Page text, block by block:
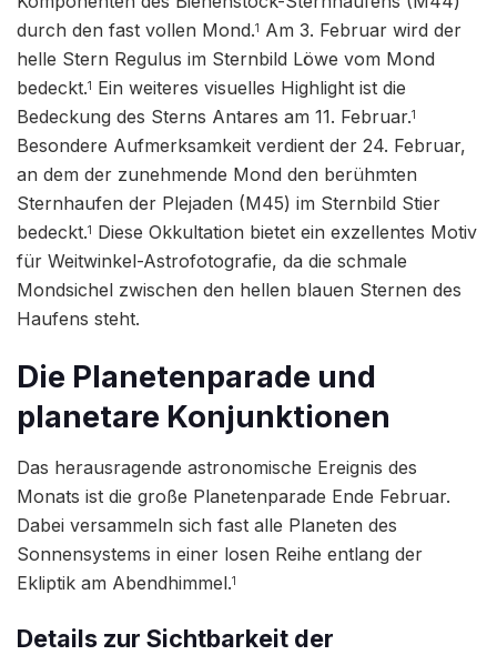
durch den fast vollen Mond.1 Am 3. Februar wird der
helle Stern Regulus im Sternbild Löwe vom Mond
bedeckt.1 Ein weiteres visuelles Highlight ist die
Bedeckung des Sterns Antares am 11. Februar.1
Besondere Aufmerksamkeit verdient der 24. Februar,
an dem der zunehmende Mond den berühmten
Sternhaufen der Plejaden (M45) im Sternbild Stier
bedeckt.1 Diese Okkultation bietet ein exzellentes Motiv
für Weitwinkel-Astrofotografie, da die schmale
Mondsichel zwischen den hellen blauen Sternen des
Haufens steht.
Die Planetenparade und
planetare Konjunktionen
Das herausragende astronomische Ereignis des
Monats ist die große Planetenparade Ende Februar.
Dabei versammeln sich fast alle Planeten des
Sonnensystems in einer losen Reihe entlang der
Ekliptik am Abendhimmel.1
Details zur Sichtbarkeit der